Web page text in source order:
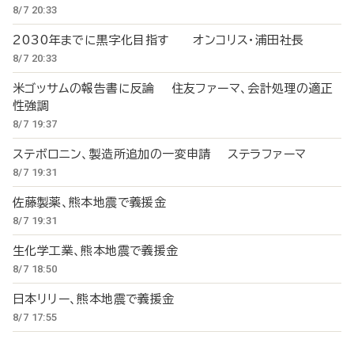
8/7 20:33
2030年までに黒字化目指す オンコリス・浦田社長
8/7 20:33
米ゴッサムの報告書に反論 住友ファーマ、会計処理の適正
性強調
8/7 19:37
ステボロニン、製造所追加の一変申請 ステラファーマ
8/7 19:31
佐藤製薬、熊本地震で義援金
8/7 19:31
生化学工業、熊本地震で義援金
8/7 18:50
日本リリー、熊本地震で義援金
8/7 17:55